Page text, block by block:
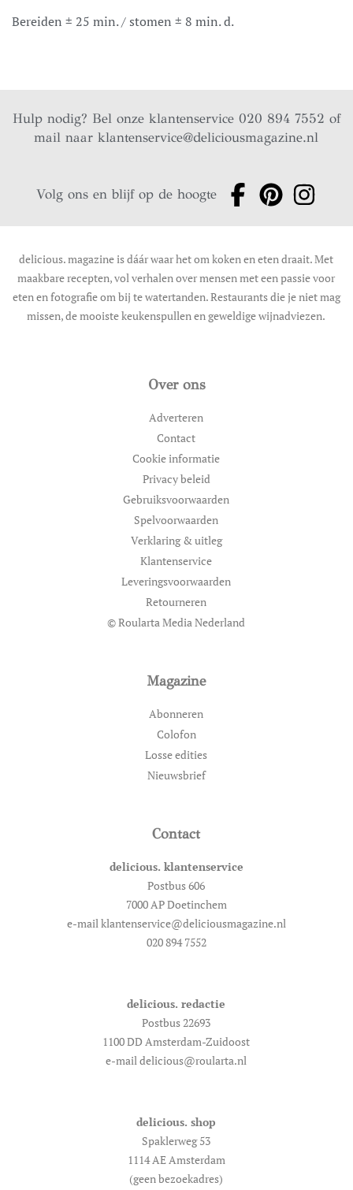
Bereiden ± 25 min. / stomen ± 8 min. d.
Hulp nodig? Bel onze klantenservice 020 894 7552 of
mail naarklantenservice@deliciousmagazine.nl
Volg ons en blijf op de hoogte
delicious. magazine is dáár waar het om koken en eten draait. Met
maakbare recepten, vol verhalen over mensen met een passie voor
eten en fotografie om bij te watertanden. Restaurants die je niet mag
missen, de mooiste keukenspullen en geweldige wijnadviezen.
Over ons
Adverteren
Contact
Cookie informatie
Privacy beleid
Gebruiksvoorwaarden
Spelvoorwaarden
Verklaring & uitleg
Klantenservice
Leveringsvoorwaarden
Retourneren
© Roularta Media Nederland
Magazine
Abonneren
Colofon
Losse edities
Nieuwsbrief
Contact
delicious. klantenservice
Postbus 606
7000 AP Doetinchem
e-mail klantenservice@deliciousmagazine.nl
020 894 7552
delicious. redactie
Postbus 22693
1100 DD Amsterdam-Zuidoost
e-mail delicious@roularta.nl
delicious. shop
Spaklerweg 53
1114 AE Amsterdam
(geen bezoekadres)